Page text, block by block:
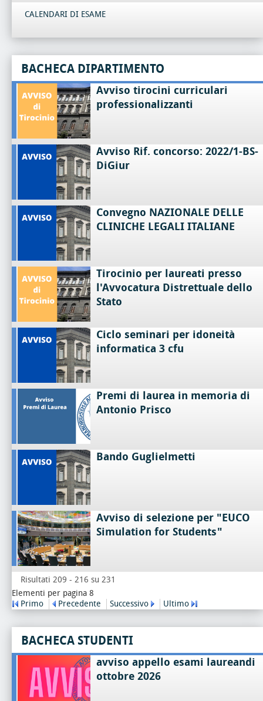
CALENDARI DI ESAME
BACHECA DIPARTIMENTO
Avviso tirocini curriculari
professionalizzanti
Avviso Rif. concorso: 2022/1-BS-
DiGiur
Convegno NAZIONALE DELLE
CLINICHE LEGALI ITALIANE
Tirocinio per laureati presso
l'Avvocatura Distrettuale dello
Stato
Ciclo seminari per idoneità
informatica 3 cfu
Premi di laurea in memoria di
Antonio Prisco
Bando Guglielmetti
Avviso di selezione per "EUCO
Simulation for Students"
Risultati 209 - 216 su 231
Elementi per pagina 8
Primo
Precedente Successivo Ultimo
BACHECA STUDENTI
avviso appello esami laureandi
ottobre 2026